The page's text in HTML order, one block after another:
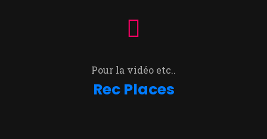
Pour la vidéo etc..
Rec Places